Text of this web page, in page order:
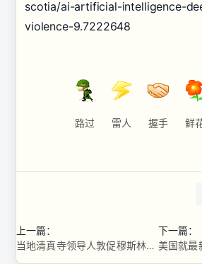
scotia/ai-artificial-intelligence-
violence-9.7222648
路过 雷人 握手 鲜
上一篇：
当地清真寺领导人敦促穆斯林家庭避免在安省索罗尔德公墓举行葬礼 ...
下一篇：